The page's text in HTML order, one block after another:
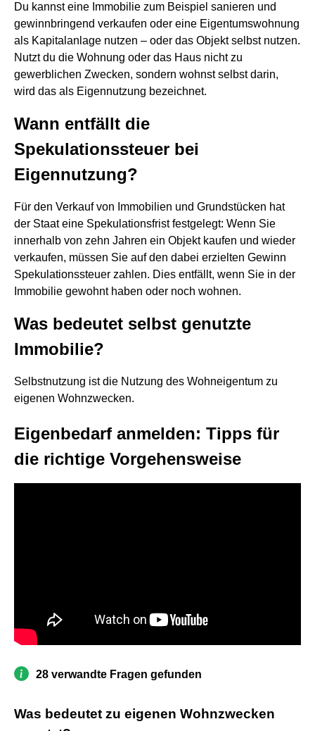
Du kannst eine Immobilie zum Beispiel sanieren und
gewinnbringend verkaufen oder eine Eigentumswohnung
als Kapitalanlage nutzen – oder das Objekt selbst nutzen.
Nutzt du die Wohnung oder das Haus nicht zu
gewerblichen Zwecken, sondern wohnst selbst darin,
wird das als Eigennutzung bezeichnet.
Wann entfällt die
Spekulationssteuer bei
Eigennutzung?
Für den Verkauf von Immobilien und Grundstücken hat
der Staat eine Spekulationsfrist festgelegt: Wenn Sie
innerhalb von zehn Jahren ein Objekt kaufen und wieder
verkaufen, müssen Sie auf den dabei erzielten Gewinn
Spekulationssteuer zahlen. Dies entfällt, wenn Sie in der
Immobilie gewohnt haben oder noch wohnen.
Was bedeutet selbst genutzte
Immobilie?
Selbstnutzung ist die Nutzung des Wohneigentum zu
eigenen Wohnzwecken.
Eigenbedarf anmelden: Tipps für
die richtige Vorgehensweise
28 verwandte Fragen gefunden
Was bedeutet zu eigenen Wohnzwecken